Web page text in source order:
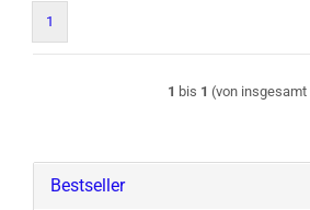
1
1 bis 1 (von insgesamt
Bestseller